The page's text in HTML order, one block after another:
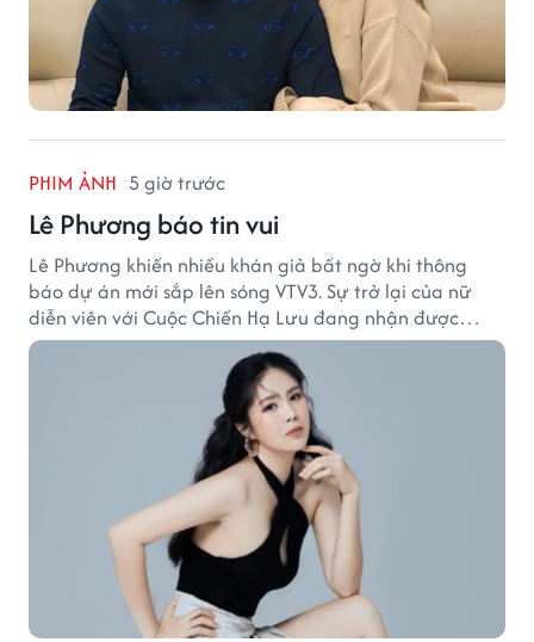
PHIM ẢNH 5 giờ trước
Lê Phương báo tin vui
Lê Phương khiến nhiều khán giả bất ngờ khi thông
báo dự án mới sắp lên sóng VTV3. Sự trở lại của nữ
diễn viên với Cuộc Chiến Hạ Lưu đang nhận được
nhiều sự quan tâm.